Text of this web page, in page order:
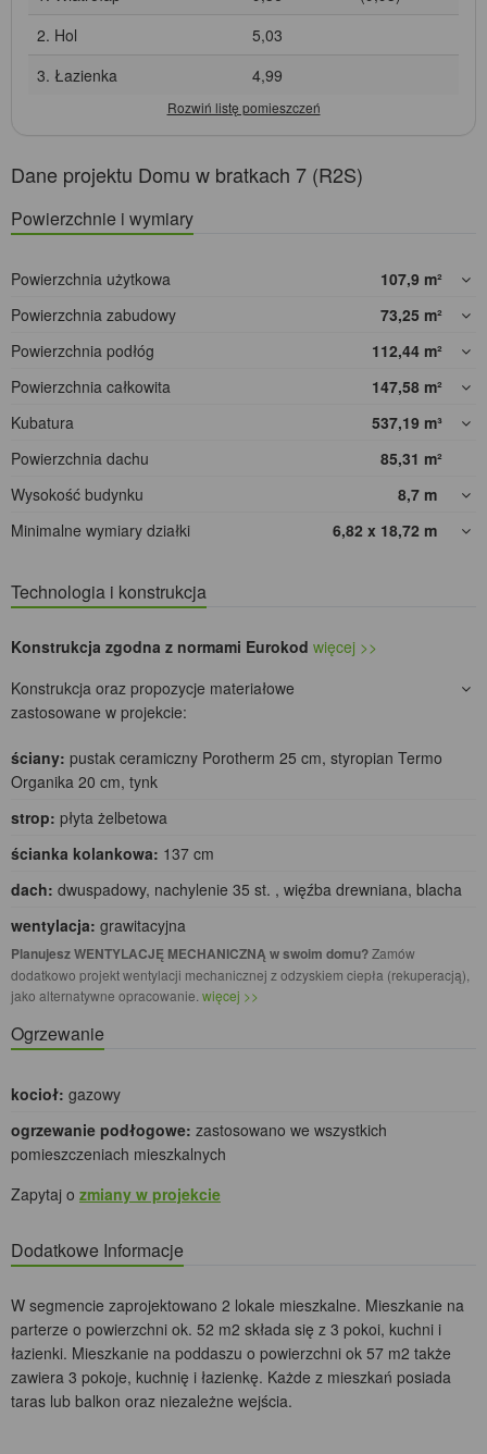
2. Hol
5,03
3. Łazienka
4,99
Dane projektu Domu w bratkach 7 (R2S)
Powierzchnie i wymiary
Powierzchnia użytkowa 107,9 m²
Powierzchnia zabudowy
73,25 m²
Powierzchnia podłóg
112,44 m²
Powierzchnia całkowita
147,58 m²
Kubatura
537,19 m³
Powierzchnia dachu
85,31 m²
Wysokość budynku
8,7 m
Minimalne wymiary działki
6,82 x 18,72 m
Technologia i konstrukcja
Konstrukcja zgodna z normami Eurokod więcej >>
Konstrukcja oraz propozycje materiałowe
zastosowane w projekcie:
ściany: pustak ceramiczny Porotherm 25 cm, styropian Termo
Organika 20 cm, tynk
strop: płyta żelbetowa
ścianka kolankowa: 137 cm
dach: dwuspadowy, nachylenie 35 st. , więźba drewniana, blacha
wentylacja: grawitacyjna
Planujesz WENTYLACJĘ MECHANICZNĄ w swoim domu?Zamów
dodatkowo projekt wentylacji mechanicznej z odzyskiem ciepła (rekuperacją),
jako alternatywne opracowanie. więcej >>
Ogrzewanie
kocioł: gazowy
ogrzewanie podłogowe: zastosowano we wszystkich
pomieszczeniach mieszkalnych
Zapytaj o zmiany w projekcie
Dodatkowe Informacje
W segmencie zaprojektowano 2 lokale mieszkalne. Mieszkanie na
parterze o powierzchni ok. 52 m2 składa się z 3 pokoi, kuchni i
łazienki. Mieszkanie na poddaszu o powierzchni ok 57 m2 także
zawiera 3 pokoje, kuchnię i łazienkę. Każde z mieszkań posiada
taras lub balkon oraz niezależne wejścia.